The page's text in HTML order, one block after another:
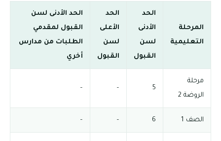
المرحلة
التعليمية
الحد
الأدنى
لسن
القبول
الحد
الأعلى
لسن
القبول
الحد الأدنى لسن
القبول لمقدمي
الطلبات من مدارس
أخري
مرحلة
الروضة 2
5
–
–
الصف 1 6
–
–